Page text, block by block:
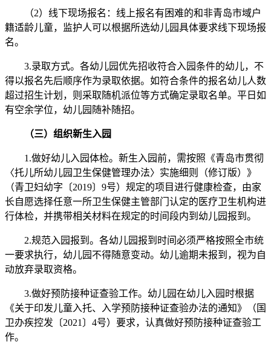
（2）线下现场报名：线上报名有困难的和非青岛市域户
籍适龄儿童，监护人可以根据所选幼儿园具体要求线下现场报
名。
3.录取方式。各幼儿园优先招收符合入园条件的幼儿，不
得以报名先后顺序作为录取依据。如符合条件的报名幼儿人数
超过招生计划，则采取随机派位等方式确定录取名单。平日如
有空余学位，幼儿园随补随招。
（三）组织新生入园
1.做好幼儿入园体检。新生入园前，需按照《青岛市贯彻
〈托儿所幼儿园卫生保健管理办法〉实施细则（修订版）》
（青卫妇幼字〔2019〕9号）规定的项目进行健康检查，由家
长自愿选择任意一所卫生保健主管部门认定的医疗卫生机构进
行体检，并携带相关材料在规定的时间段内到幼儿园报到。
2.规范入园报到。各幼儿园报到时间必须严格按照全市统
一要求执行，幼儿园不得随意变动。幼儿逾期未报到，视为自
动放弃录取资格。
3.做好预防接种证查验工作。幼儿园在幼儿入园时根据
《关于印发儿童入托、入学预防接种证查验办法的通知》（国
卫办疾控发〔2021〕4号）要求，认真做好预防接种证查验工
作。